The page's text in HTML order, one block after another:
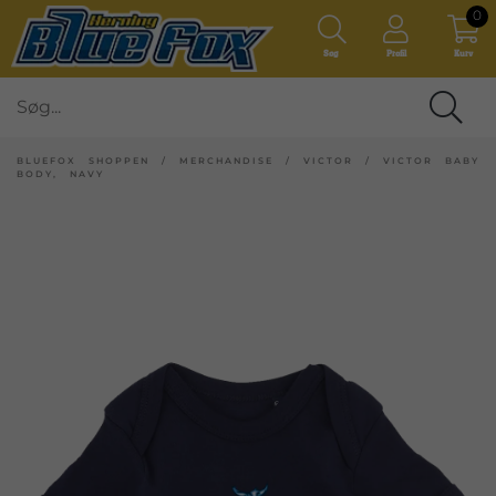
Søg Profil Kurv
0
BLUEFOX SHOPPEN / MERCHANDISE / VICTOR / VICTOR BABY
BODY, NAVY